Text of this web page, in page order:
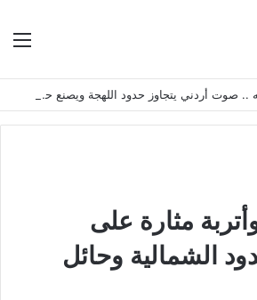
العنوان عبدالله هاديه .. صوت أردني يتجاوز حدود اللهجة ويصنع حضوره الخاص
مثارة على
الشمالية وحائل